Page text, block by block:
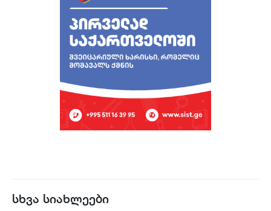
სხვა სიახლეები